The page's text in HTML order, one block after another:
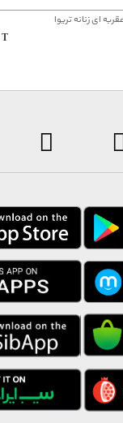
ای زنانه تریوا
T